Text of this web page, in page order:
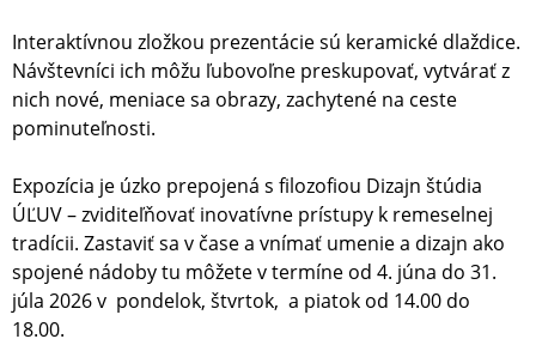
Interaktívnou zložkou prezentácie sú keramické dlaždice.
Návštevníci ich môžu ľubovoľne preskupovať, vytvárať z
nich nové, meniace sa obrazy, zachytené na ceste
pominuteľnosti.
Expozícia je úzko prepojená s filozofiou Dizajn štúdia
ÚĽUV – zviditeľňovať inovatívne prístupy k remeselnej
tradícii. Zastaviť sa v čase a vnímať umenie a dizajn ako
spojené nádoby tu môžete v termíne od 4. júna do 31.
júla 2026 v pondelok, štvrtok, a piatok od 14.00 do
18.00.